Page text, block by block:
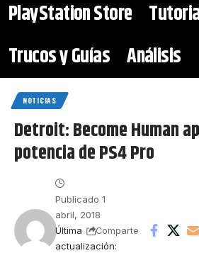
PlayStation Store
Trucos y Guías Análisis
NOTICIAS
Detroit: Become Human
potencia de PS4 Pro
Última
actualización:
Publicado 1
abril, 2018
Comparte